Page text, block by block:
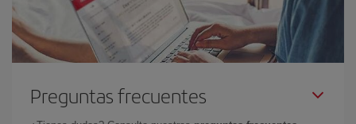
Preguntas frecuentes